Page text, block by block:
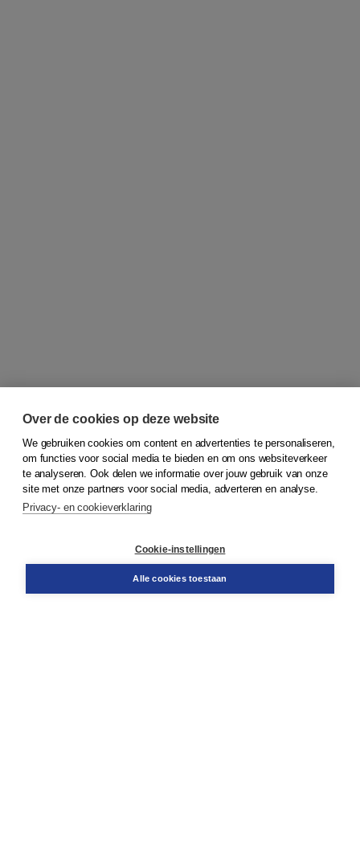
© 2026Koninklijke Boom uitgevers
Bestellen
Over de cookies op deze website
We gebruiken cookies om content en advertenties te personaliseren,
om functies voor social media te bieden en om ons websiteverkeer
te analyseren. Ook delen we informatie over jouw gebruik van onze
site met onze partners voor social media, adverteren en analyse.
Privacy- en cookieverklaring
Cookie-instellingen
Alle cookies toestaan